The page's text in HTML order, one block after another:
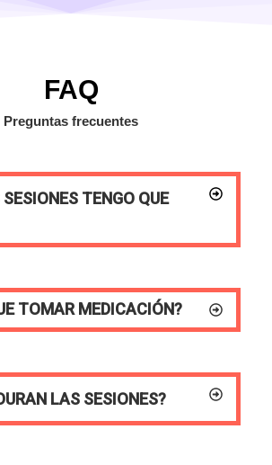
FAQ
Preguntas frecuentes
TENGO QUE
TOMAR MEDICACIÓN?
LAS SESIONES?